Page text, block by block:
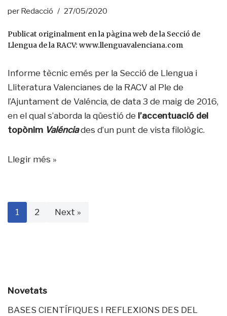
per Redacció 27/05/2020
Publicat originalment en la pàgina web de la Secció de
Llengua de la RACV: www.llenguavalenciana.com
Informe tècnic emés per la Secció de Llengua i
Lliteratura Valencianes de la RACV al Ple de
l’Ajuntament de Valéncia, de data 3 de maig de 2016,
en el qual s’aborda la qüestió de l’accentuació del
topònim Valéncia des d’un punt de vista filològic.
Llegir més »
1 2 Next »
Novetats
BASES CIENTÍFIQUES I REFLEXIONS DES DEL